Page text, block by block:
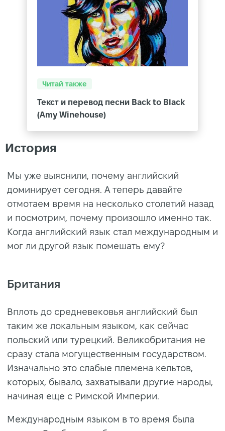
Читай также
Текст и перевод песни Back to Black
(Amy Winehouse)
История
Мы уже выяснили, почему английский
доминирует сегодня. А теперь давайте
отмотаем время на несколько столетий назад
и посмотрим, почему произошло именно так.
Когда английский язык стал международным и
мог ли другой язык помешать ему?
Британия
Вплоть до средневековья английский был
таким же локальным языком, как сейчас
польский или турецкий. Великобритания не
сразу стала могущественным государством.
Изначально это слабые племена кельтов,
которых, бывало, захватывали другие народы,
начиная еще с Римской Империи.
Международным языком в то время была